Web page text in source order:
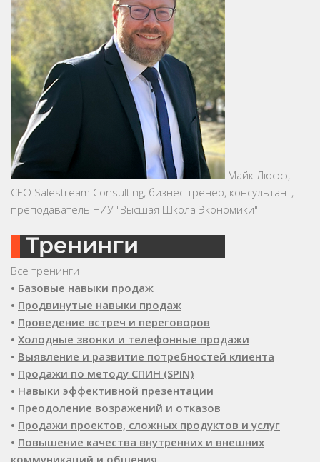
Майк Люфф,
CEO Salestream Consulting, бизнес тренер, консультант,
преподаватель НИУ "Высшая Школа Экономики"
Все тренинги
• Базовые навыки продаж
• Продвинутые навыки продаж
• Проведение встреч и переговоров
• Холодные звонки и телефонные продажи
• Выявление и развитие потребностей клиента
• Продажи по методу СПИН (SPIN)
• Навыки эффективной презентации
• Преодоление возражений и отказов
• Продажи проектов, сложных продуктов и услуг
• Повышение качества внутренних и внешних
коммуникаций и общения